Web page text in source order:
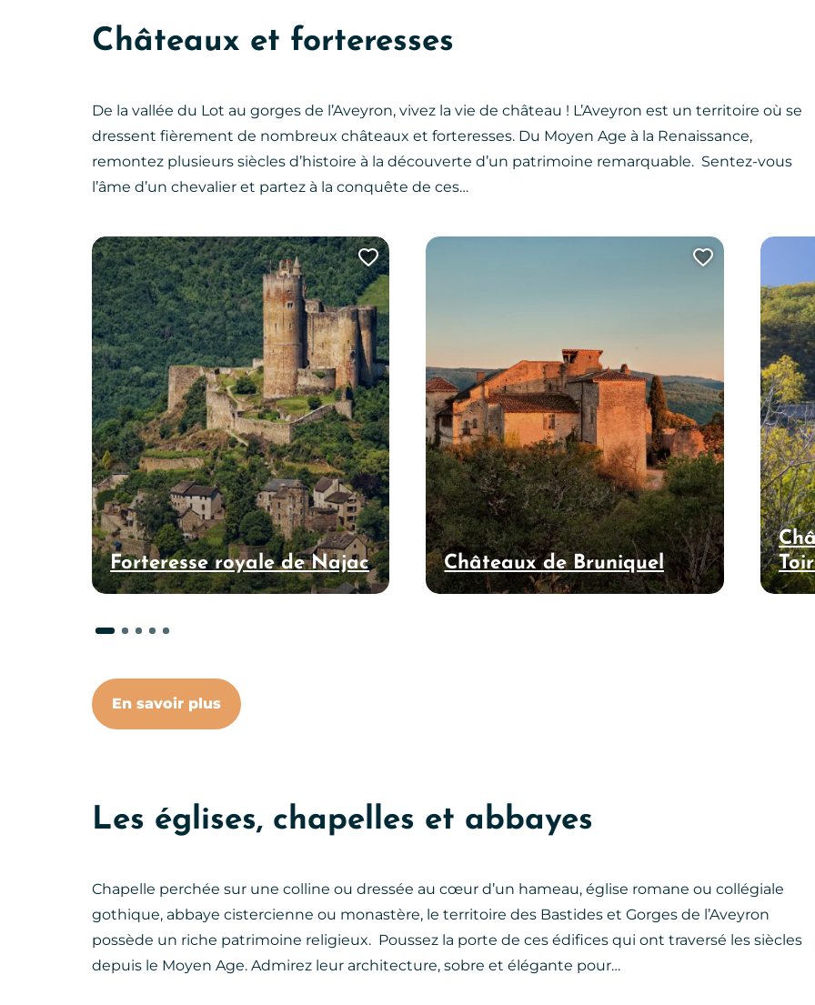
Châteaux et forteresses
De la vallée du Lot au gorges de l’Aveyron, vivez la vie de château ! L’Aveyron est un territoire où se
dressent fièrement de nombreux châteaux et forteresses. Du Moyen Age à la Renaissance,
remontez plusieurs siècles d’histoire à la découverte d’un patrimoine remarquable. Sentez-vous
l’âme d’un chevalier et partez à la conquête de ces…
Forteresse royale de Najac
Ajouter cette page au carnet de voyage ?
Châteaux de Bruniquel
Ajouter
En savoir plus
Les églises, chapelles et abbayes
Chapelle perchée sur une colline ou dressée au cœur d’un hameau, église romane ou collégiale
gothique, abbaye cistercienne ou monastère, le territoire des Bastides et Gorges de l’Aveyron
possède un riche patrimoine religieux. Poussez la porte de ces édifices qui ont traversé les siècles
depuis le Moyen Age. Admirez leur architecture, sobre et élégante pour…